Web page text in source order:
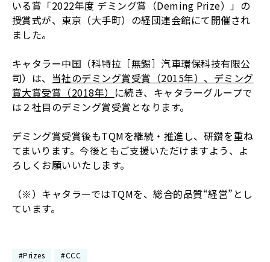
いる賞「2022年度 デミング賞（Deming Prize）」の
授賞式が、東京（大手町）の経団連会館にて開催され
ました。
キャタラー中国（科特拉［無錫］汽車環保科技有限公
司）は、 当社のデミング賞受賞（2015年）、デミング
賞大賞受賞（2018年） に続き、キャタラーグループで
は２社目のデミング賞受賞となります。
デミング賞受賞後もTQMを継続・推進し、研鑽を重ね
てまいります。今後ともご支援いただけますよう、よ
ろしくお願いいたします。
（※）キャタラーではTQMを、総合的品質“経営”とし
ています。
#Prizes #CCC